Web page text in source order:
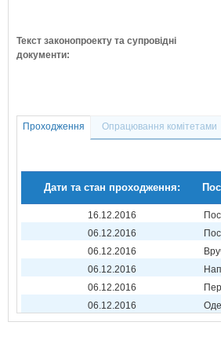
Текст законопроекту та супровідні
документи:
Проходження Опрацювання комітетами
Дати та стан проходження:
16.12.2016
06.12.2016
06.12.2016
06.12.2016
06.12.2016
06.12.2016